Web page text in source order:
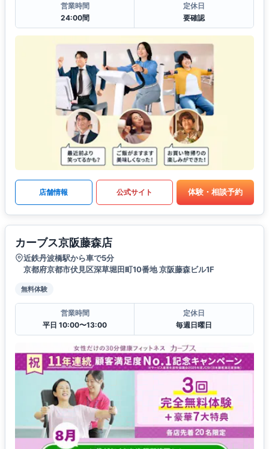
営業時間
24:00間
定休日
要確認
店舗情報 公式サイト 体験・相談予約
カーブス京阪藤森店
近鉄丹波橋駅から車で5分
京都府京都市伏見区深草堀田町10番地 京阪藤森ビル1F
無料体験
営業時間
平日 10:00〜13:00
定休日
毎週日曜日